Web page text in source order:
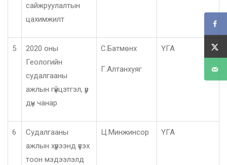
сайжруулалтын
цахимжилт
5
2020 оны
Геологийн
судалгааны
ажлын гүйцэтгэл, үр
дүн чанар
С.Батмөнх
Г.Алтанхуяг
ҮГА
6
Судалгааны
ажлын хүрээнд үүсэх
тоон мэдээлэлд
Ц.Минжинсор ҮГА